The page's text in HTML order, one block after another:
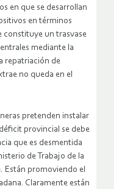
en que se desarrollan
en términos
un trasvase
mediante la
repatriación de
no queda en el
pretenden instalar
provincial se debe
que es desmentida
de Trabajo de la
Están promoviendo el
Claramente están